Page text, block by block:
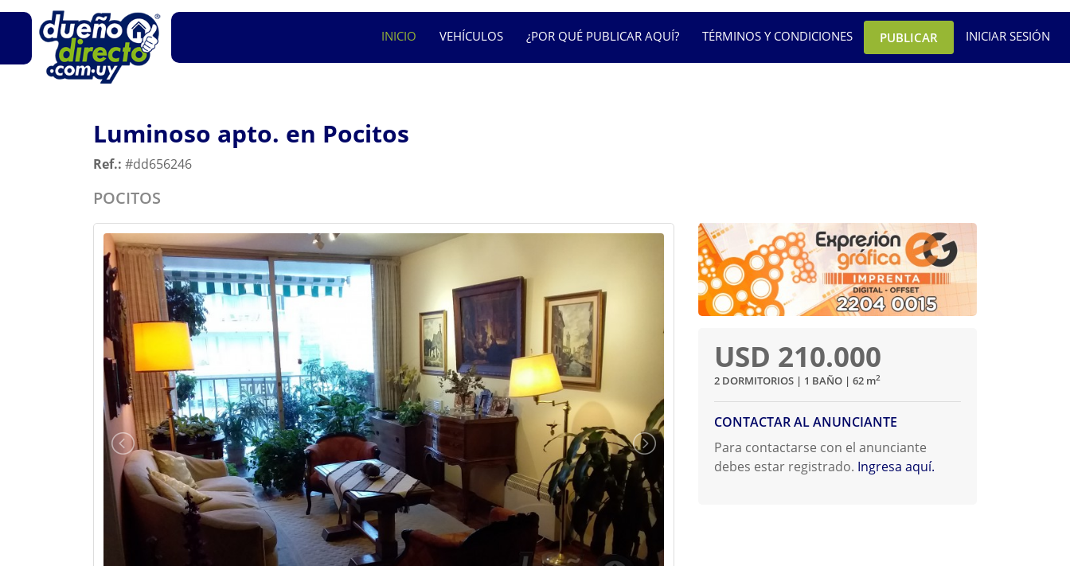
INICIO VEHÍCULOS ¿POR QUÉ PUBLICAR AQUÍ? TÉRMINOS Y CONDICIONES PUBLICAR INICIAR SESIÓN
Luminoso apto. en Pocitos
Ref.: #dd656246
POCITOS
USD 210.000
2 DORMITORIOS | 1 BAÑO | 62 m2
CONTACTAR AL ANUNCIANTE
Para contactarse con el anunciante
debes estar registrado. Ingresa aquí.